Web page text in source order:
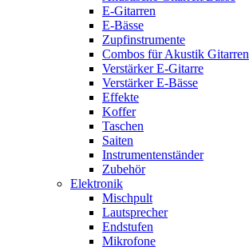
E-Gitarren
E-Bässe
Zupfinstrumente
Combos für Akustik Gitarren
Verstärker E-Gitarre
Verstärker E-Bässe
Effekte
Koffer
Taschen
Saiten
Instrumentenständer
Zubehör
Elektronik
Mischpult
Lautsprecher
Endstufen
Mikrofone